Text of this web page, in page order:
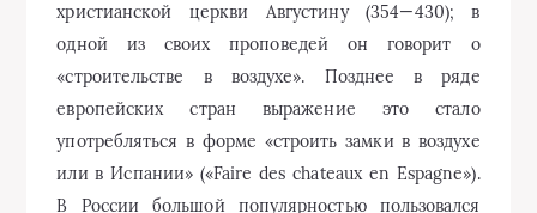
христианской церкви Августину (354—430); в
одной из своих проповедей он говорит о
«строительстве в воздухе». Позднее в ряде
европейских стран выражение это стало
употребляться в форме «строить замки в воздухе
или в Испании» («Faire des chateaux en Espagne»).
В России большой популярностью пользовался